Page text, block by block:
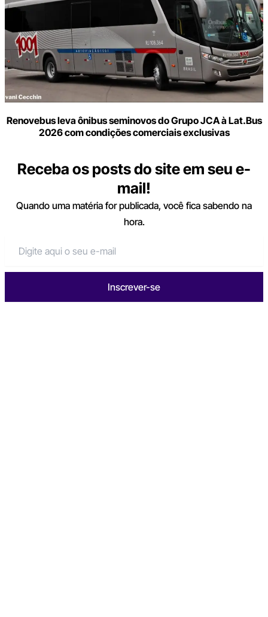
Renovebus leva ônibus seminovos do Grupo JCA à Lat.Bus
2026 com condições comerciais exclusivas
Receba os posts do site em seu e-
mail!
Quando uma matéria for publicada, você fica sabendo na
hora.
Inscrever-se